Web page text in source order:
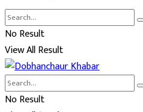
No Result
View All Result
No Result